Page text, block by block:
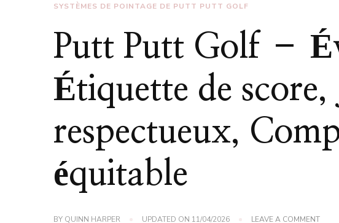
SYSTÈMES DE POINTAGE DE PUTT PUTT GOLF
Putt Putt Golf –
Étiquette de score,
respectueux,
équitable
BY QUINN HARPER UPDATED ON 11/04/2026 LEAVE A COMMENTON